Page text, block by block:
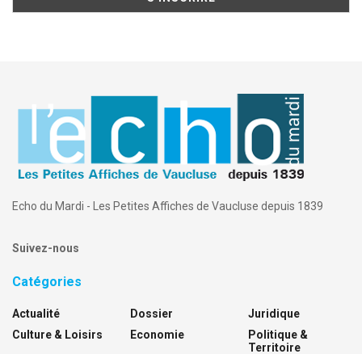
Echo du Mardi - Les Petites Affiches de Vaucluse depuis 1839
Suivez-nous
Catégories
Actualité
Culture & Loisirs
Dossier
Economie
Juridique
Politique &
Territoire